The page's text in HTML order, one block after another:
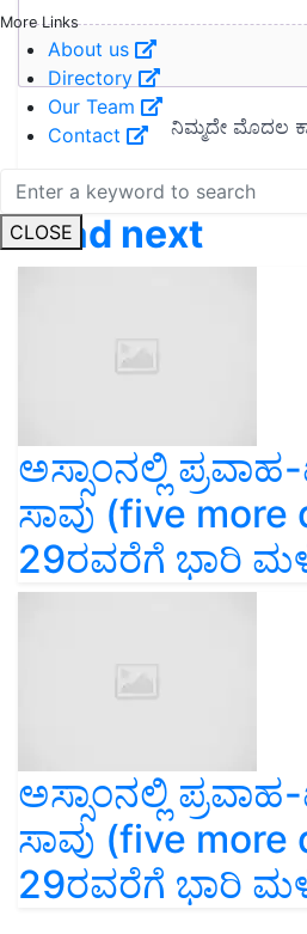
More Links
About us
Directory
Our Team
Contact
CLOSE
Read next
ಅಸ್ಸಾಂನಲ್ಲಿ
ಸಾವು (five more
29ರವರೆಗೆ ಭಾರಿ ಮಳೆ
ಅಸ್ಸಾಂನಲ್ಲಿ
ಸಾವು (five more
29ರವರೆಗೆ ಭಾರಿ ಮಳೆ